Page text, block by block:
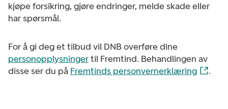
kjøpe forsikring, gjøre endringer, melde skade eller
har spørsmål.
For å gi deg et tilbud vil DNB overføre dine
personopplysningertil Fremtind. Behandlingen av
disse ser du på Fremtinds personvernerklæring .